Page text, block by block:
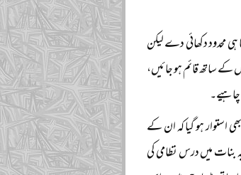
محدود دکھائی دے لیکن
ساتھ قائم ہو جائیں،
استوار ہو گیا کہ ان کے
بنات میں درس نظامی کی